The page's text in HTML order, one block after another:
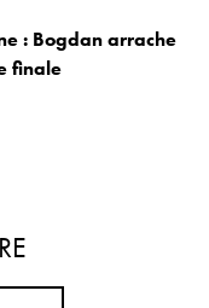
: Bogdan arrache
finale